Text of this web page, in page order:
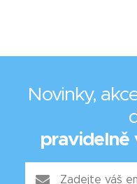
Novinky,
pravidelně